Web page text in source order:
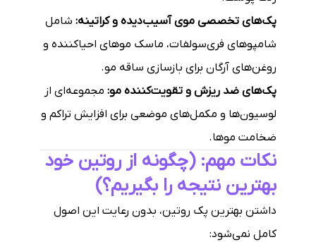
پک‌های تخصصی موی آسیب‌دیده و کراتینه: شامل
شامپوهای فری‌سولفات، ماسک موهای احیاکننده و
روغن‌های آرگان برای بازسازی ساقه مو.
پک‌های ضد ریزش و تقویت‌کننده مو: مجموعه‌ای از
لوسیون‌ها و مکمل‌های موضعی برای افزایش تراکم و
ضخامت موها.
نکات مهم: (چگونه از روتین خود
بهترین نتیجه را بگیریم؟)
داشتن بهترین پک روتین، بدون رعایت این اصول
کامل نمی‌شود: